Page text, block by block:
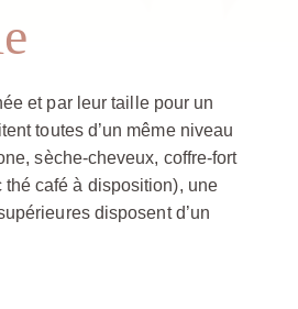
et par leur taille pour un
toutes d’un même niveau
sèche-cheveux, coffre-fort
café à disposition), une
disposent d’un